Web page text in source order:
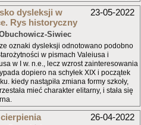
23-05-2022
dysleksji w
Rys historyczny
Siwiec
oznaki dysleksji odnotowano podobno
w pismach Valeiusa i
w I w. n.e., lecz wzrost zainteresowania
dopiero na schyłek XIX i początek
kiedy nastąpiła zmiana formy szkoły,
mieć charakter elitarny, i stała się
26-04-2022